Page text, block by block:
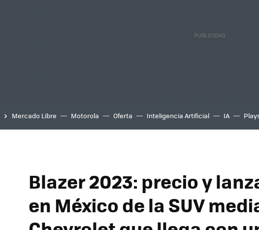
Mercado Libre Motorola Oferta Inteligencia Artificial IA
Blazer 2023: precio y
en México de la SUV